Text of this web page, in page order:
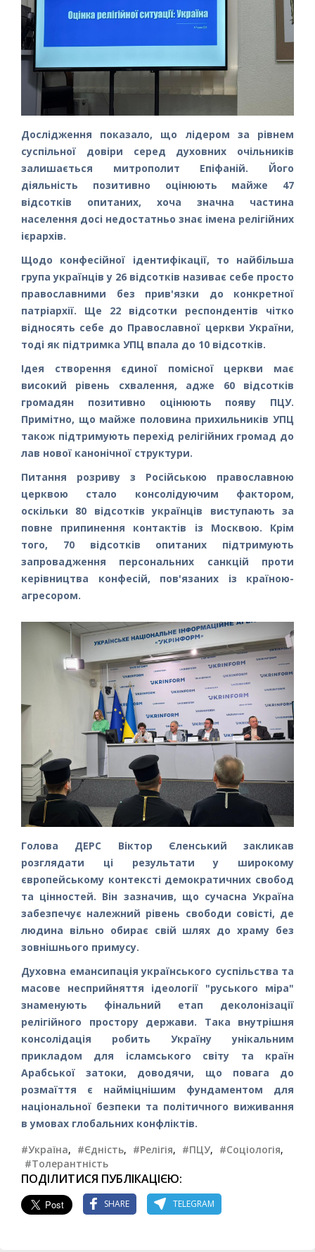
Дослідження показало, що лідером за рівнем
суспільної довіри серед духовних очільників
залишається митрополит Епіфаній. Його
діяльність позитивно оцінюють майже 47
відсотків опитаних, хоча значна частина
населення досі недостатньо знає імена релігійних
ієрархів.
Щодо конфесійної ідентифікації, то найбільша
група українців у 26 відсотків називає себе просто
православними без прив'язки до конкретної
патріархії. Ще 22 відсотки респондентів чітко
відносять себе до Православної церкви України,
тоді як підтримка УПЦ впала до 10 відсотків.
Ідея створення єдиної помісної церкви має
високий рівень схвалення, адже 60 відсотків
громадян позитивно оцінюють появу ПЦУ.
Примітно, що майже половина прихильників УПЦ
також підтримують перехід релігійних громад до
лав нової канонічної структури.
Питання розриву з Російською православною
церквою стало консолідуючим фактором,
оскільки 80 відсотків українців виступають за
повне припинення контактів із Москвою. Крім
того, 70 відсотків опитаних підтримують
запровадження персональних санкцій проти
керівництва конфесій, пов'язаних із країною-
агресором.
Голова ДЕРС Віктор Єленський закликав
розглядати ці результати у широкому
європейському контексті демократичних свобод
та цінностей. Він зазначив, що сучасна Україна
забезпечує належний рівень свободи совісті, де
людина вільно обирає свій шлях до храму без
зовнішнього примусу.
Духовна емансипація українського суспільства та
масове несприйняття ідеології "руського міра"
знаменують фінальний етап деколонізації
релігійного простору держави. Така внутрішня
консолідація робить Україну унікальним
прикладом для ісламського світу та країн
Арабської затоки, доводячи, що повага до
розмаїття є найміцнішим фундаментом для
національної безпеки та політичного виживання
в умовах глобальних конфліктів.
#Україна, #Єдність, #Релігія, #ПЦУ, #Соціологія,
#Толерантність
ПОДІЛИТИСЯ ПУБЛІКАЦІЄЮ:
SHARE TELEGRAM